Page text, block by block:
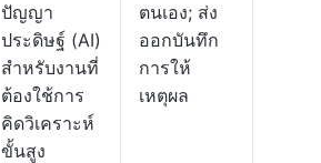
ปัญญา
ประดิษฐ์ (AI)
สำหรับงานที่
ต้องใช้การ
คิดวิเคราะห์
ขั้นสูง
ตนเอง; ส่ง
ออกบันทึก
การให้
เหตุผล